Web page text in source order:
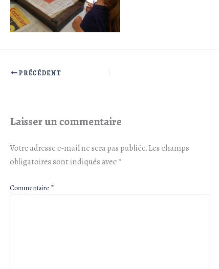
PRÉCÉDENT
Laisser un commentaire
Votre adresse e-mail ne sera pas publiée.Les champs
obligatoires sont indiqués avec*
Commentaire *